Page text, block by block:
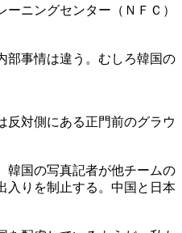
ニングセンター（ＮＦＣ）
部事情は違う。むしろ韓国の
反対側にある正門前のグラウ
韓国の写真記者が他チームの
入りを制止する。中国と日本